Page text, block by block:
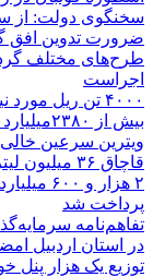
سخنگوی دولت: از
ضرورت تدوین افق
طرح‌های مختلف
اجراست
۴۰۰۰ تن ریل
بیش از ۲۳۸۰میلیارد تومان اعتبار در ۸ ماه گذشته
ویترین سرعین
قاچاق ۳۶ میلیون لیتر سوخت در مشگین‌شهر متوقف شد
۲ هزار
پرداخت شد
در استان اردبیل
توزیع یک هزار پنل